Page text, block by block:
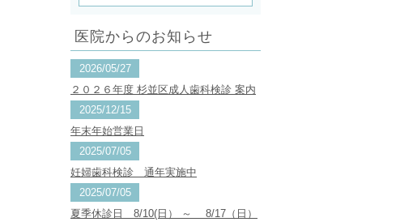
医院からのお知らせ
2026/05/27
２０２６年度 杉並区成人歯科検診 案内
2025/12/15
年末年始営業日
2025/07/05
妊婦歯科検診 通年実施中
2025/07/05
夏季休診日 8/10(日） ～ 8/17（日）